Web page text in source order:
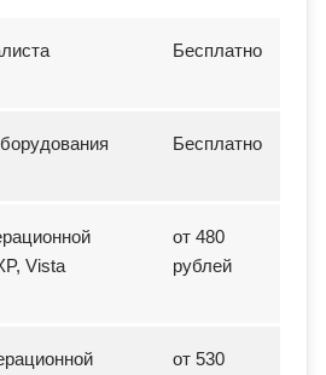
Бесплатно
Бесплатно
Vista
от 480
рублей
от 530